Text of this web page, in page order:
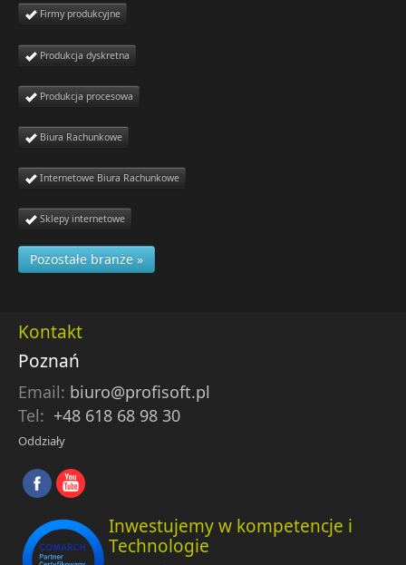
Firmy produkcyjne
Produkcja dyskretna
Produkcja procesowa
Biura Rachunkowe
Internetowe Biura Rachunkowe
Sklepy internetowe
Pozostałe branże »
Kontakt
Poznań
Email: biuro@profisoft.pl
Tel: +48 618 68 98 30
Oddziały
Inwestujemy w kompetencje i
Technologie